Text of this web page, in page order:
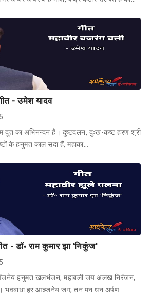
- उमेश यादव
दूत का अभिनन्दन है। दुष्टदलन, दुःख-कष्ट हरण श्री
के हनुमत काल सदा हैं, महाका…
- डॉ॰ राम कुमार झा 'निकुंज'
हनुमत खलभंजन, महाबली जय अलख निरंजन,
भवबाधा हर आञ्जनेय जग, तन मन धन अर्पण